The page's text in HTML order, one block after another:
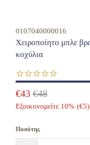
0107040000016
Χειροποίητο μπλε
κοχύλια
€43 €48
Εξοικονομείτε 10% (€5)
Ποσότης